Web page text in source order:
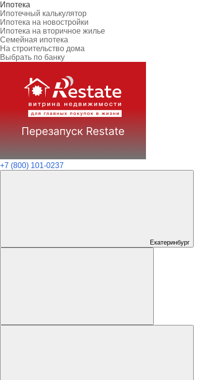
Ипотека
Ипотечный калькулятор
Ипотека на новостройки
Ипотека на вторичное жилье
Семейная ипотека
На строительство дома
Выбрать по банку
+7 (800) 101-0237
Екатеринбург